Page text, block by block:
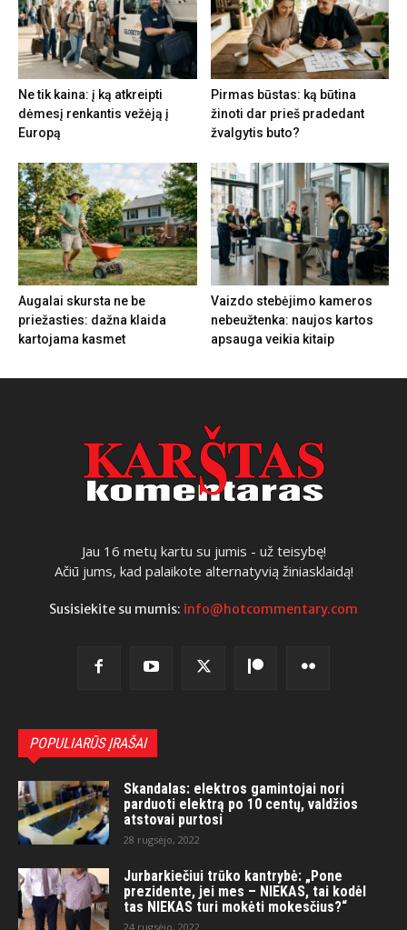
Ne tik kaina: į ką atkreipti
dėmesį renkantis vežėją į
Europą
Pirmas būstas: ką būtina
žinoti dar prieš pradedant
žvalgytis buto?
Augalai skursta ne be
priežasties: dažna klaida
kartojama kasmet
Vaizdo stebėjimo kameros
nebeužtenka: naujos kartos
apsauga veikia kitaip
Jau 16 metų kartu su jumis - už teisybę!
Ačiū jums, kad palaikote alternatyvią žiniasklaidą!
Susisiekite su mumis: info@hotcommentary.com
POPULIARŪS ĮRAŠAI
Skandalas: elektros gamintojai nori
parduoti elektrą po 10 centų, valdžios
atstovai purtosi
28 rugsėjo, 2022
Jurbarkiečiui trūko kantrybė: „Pone
prezidente, jei mes – NIEKAS, tai kodėl
tas NIEKAS turi mokėti mokesčius?“
24 rugsėjo, 2022